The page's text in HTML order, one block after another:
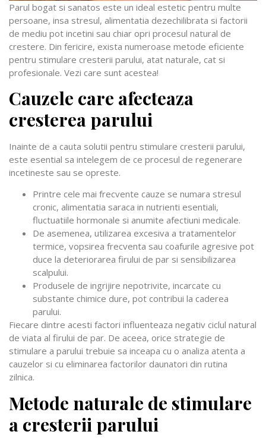
Parul bogat si sanatos este un ideal estetic pentru multe
persoane, insa stresul, alimentatia dezechilibrata si factorii
de mediu pot incetini sau chiar opri procesul natural de
crestere. Din fericire, exista numeroase metode eficiente
pentru stimulare cresterii parului, atat naturale, cat si
profesionale. Vezi care sunt acestea!
Cauzele care afecteaza
cresterea parului
Inainte de a cauta solutii pentru stimulare cresterii parului,
este esential sa intelegem de ce procesul de regenerare
incetineste sau se opreste.
Printre cele mai frecvente cauze se numara stresul
cronic, alimentatia saraca in nutrienti esentiali,
fluctuatiile hormonale si anumite afectiuni medicale.
De asemenea, utilizarea excesiva a tratamentelor
termice, vopsirea frecventa sau coafurile agresive pot
duce la deteriorarea firului de par si sensibilizarea
scalpului.
Produsele de ingrijire nepotrivite, incarcate cu
substante chimice dure, pot contribui la caderea
parului.
Fiecare dintre acesti factori influenteaza negativ ciclul natural
de viata al firului de par. De aceea, orice strategie de
stimulare a parului trebuie sa inceapa cu o analiza atenta a
cauzelor si cu eliminarea factorilor daunatori din rutina
zilnica.
Metode naturale de stimulare
a cresterii parului